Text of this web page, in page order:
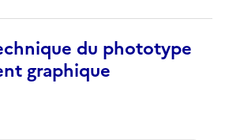
du phototype
graphique